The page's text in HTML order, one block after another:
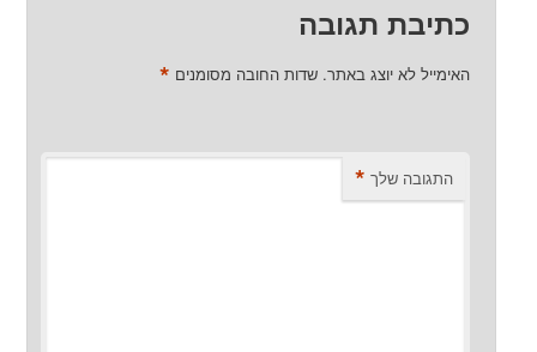
כתיבת תגובה
האימייל לא יוצג באתר. שדות החובה מסומנים *
התגובה שלך *